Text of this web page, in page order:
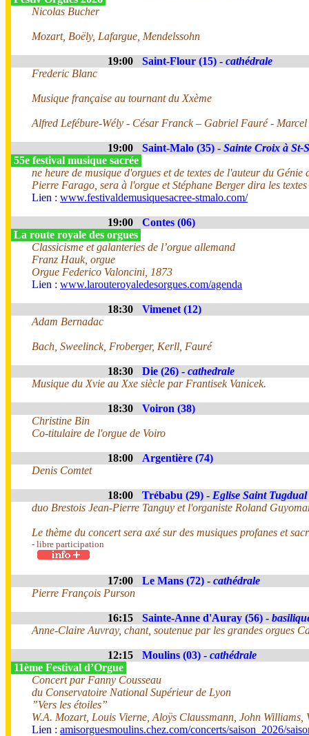
Nicolas Bucher
Mozart, Boëly, Lafargue, Mendelssohn
19:00 Saint-Flour (15) - cathédrale
Frederic Blanc
Musique française au tournant du Xxème
Alfred Lefébure-Wély - César Franck – Gabriel Fauré -
19:00 Saint-Malo (35) - Sainte Croix à St-
55e festival musique sacrée
ne heure de musique d'orgues et de textes de l'auteur du
Pierre Farago, sera à l'orgue et Stéphane Berger dira les
Lien : www.festivaldemusiquesacree-stmalo.com/
19:00
Contes (06)
La route royale des orgues
Classicisme et galanteries de l’orgue allemand
Franz Hauk, orgue
Orgue Federico Valoncini, 1873
Lien : www.larouteroyaledesorgues.com/agenda
18:30
Vimenet (12)
Adam Bernadac
Bach, Sweelinck, Froberger, Kerll, Fauré
18:30 Die (26) - cathedrale
Musique du Xvie au Xxe siècle par Frantisek Vanicek.
18:30
Voiron (38)
Christine Bin
Co-titulaire de l'orgue de Voiro
18:00
Argentière (74)
Denis Comtet
18:00 Trébabu (29) - Eglise Saint Tugdual
duo Brestois Jean-Pierre Tanguy et l'organiste Roland
Le thème du concert sera axé sur des musiques profanes et
- libre participation
17:00 Le Mans (72) - cathédrale
Pierre François Purson
16:15 Sainte-Anne d'Auray (56) -
Anne-Claire Auvray, chant, soutenue par les grandes orgues
12:15 Moulins (03) - cathédrale
11ème Festival d’Orgue
Concert par Fanny Cousseau
du Conservatoire National Supérieur de Lyon
”Vers les étoiles”
W.A. Mozart, Louis Vierne, Aloÿs Claussmann, John Williams,
Lien : amisorguesmoulins.chez.com/concerts/saison_2026/